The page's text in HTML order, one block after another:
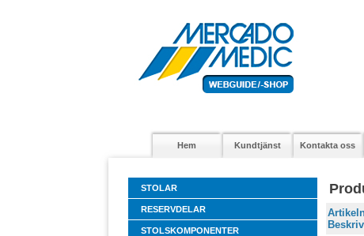
Hem Kundtjänst Kontakta oss
STOLAR
RESERVDELAR
STOLSKOMPONENTER